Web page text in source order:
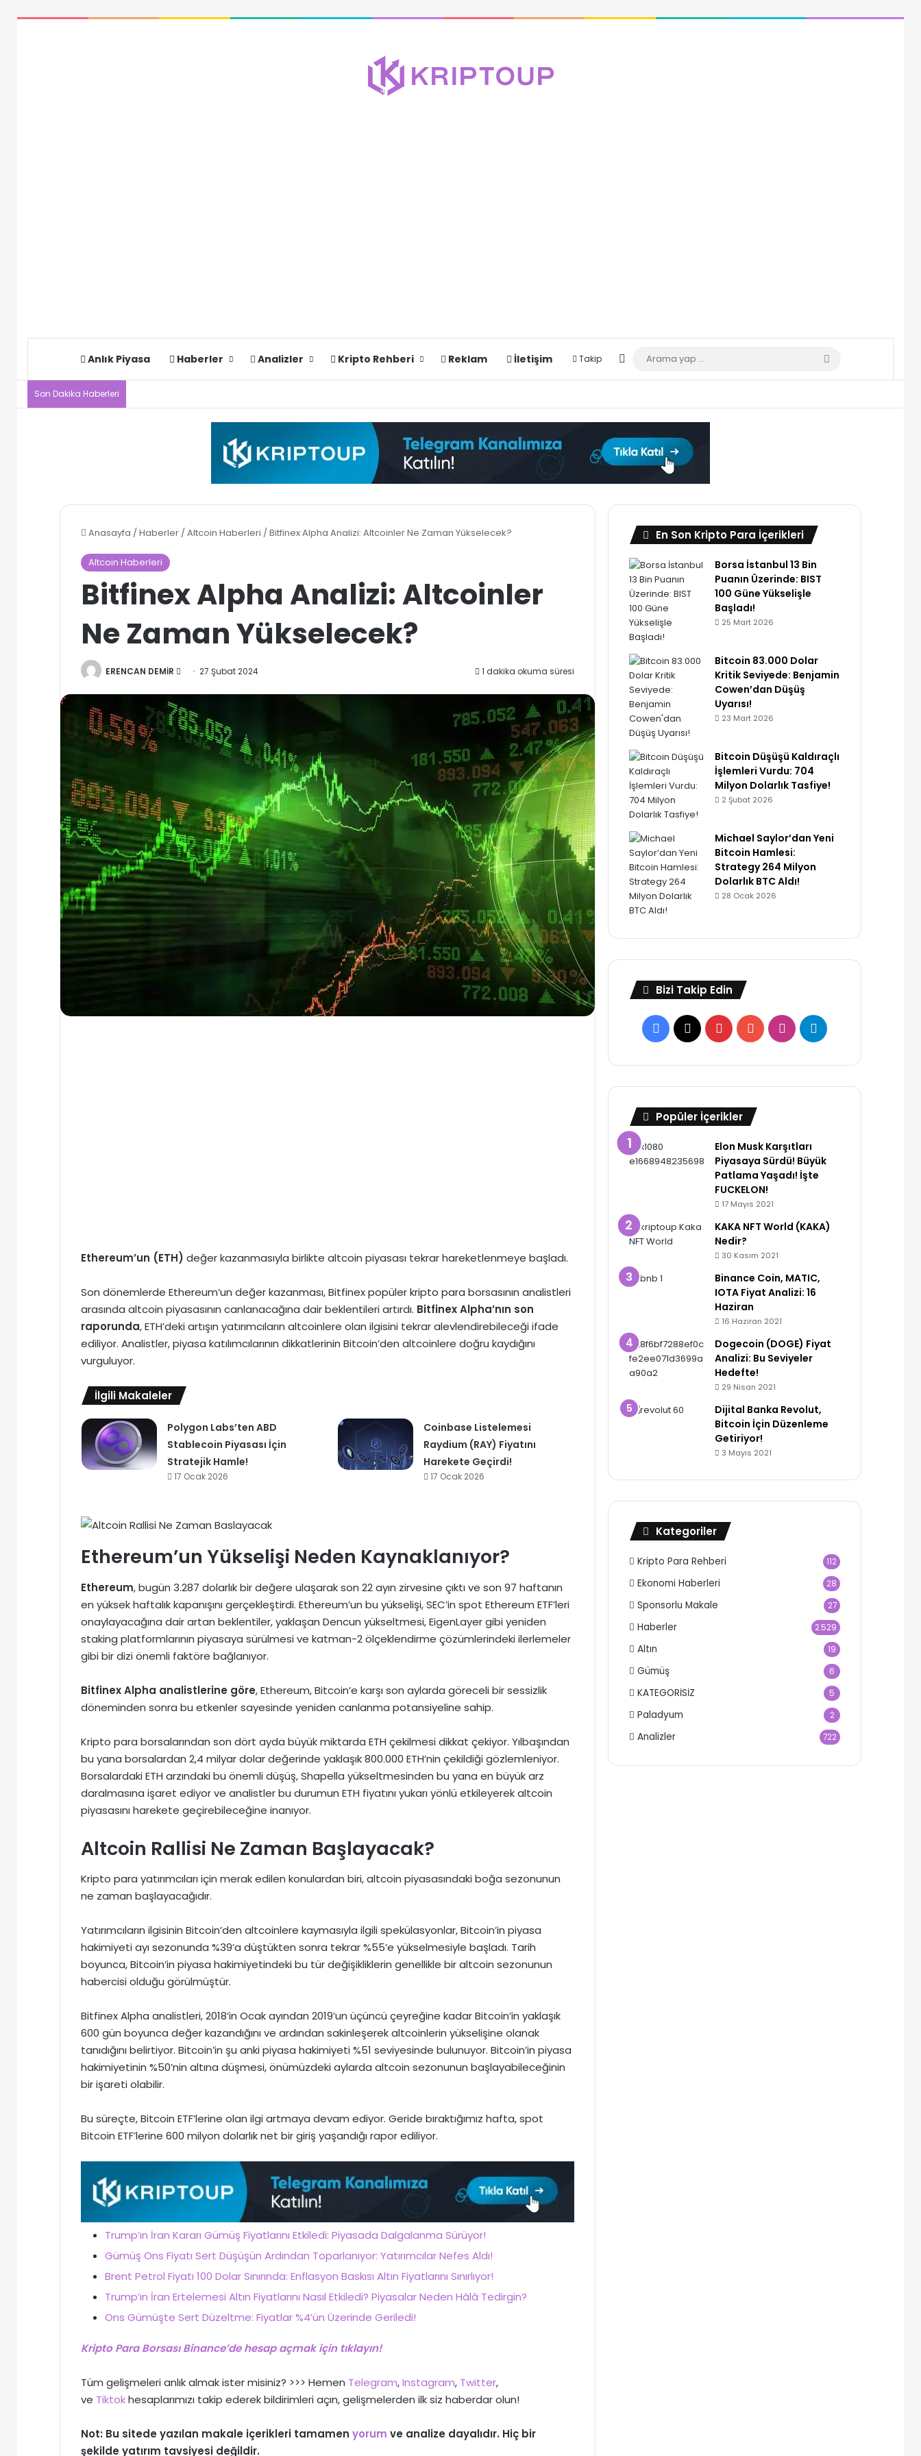
Anlık Piyasa Haberler Analizler Kripto Rehberi Reklam İletişim Takip Dış görünümü değiştir
yap
...
Son Dakika Haberleri
Anasayfa /Haberler /Altcoin Haberleri /Bitfinex Alpha Analizi: Altcoinler Ne Zaman Yükselecek?
Altcoin Haberleri
Bitfinex Alpha Analizi: Altcoinler
Ne Zaman Yükselecek?
ERENCAN DEMİR
posta
göndermek
27 Şubat 2024 1 dakika okuma süresi
Ethereum’un (ETH) değer kazanmasıyla birlikte altcoin piyasası tekrar hareketlenmeye başladı.
Son dönemlerde Ethereum’un değer kazanması, Bitfinex popüler kripto para borsasının analistleri
arasında altcoin piyasasının canlanacağına dair beklentileri artırdı. Bitfinex Alpha’nın son
raporunda, ETH’deki artışın yatırımcıların altcoinlere olan ilgisini tekrar alevlendirebileceği ifade
ediliyor. Analistler, piyasa katılımcılarının dikkatlerinin Bitcoin’den altcoinlere doğru kaydığını
vurguluyor.
İlgili Makaleler
Polygon Labs’ten ABD
Stablecoin Piyasası İçin
Stratejik Hamle!
17 Ocak 2026
Coinbase Listelemesi
Raydium (RAY) Fiyatını
Harekete Geçirdi!
17 Ocak 2026
Ethereum’un Yükselişi Neden Kaynaklanıyor?
Ethereum, bugün 3.287 dolarlık bir değere ulaşarak son 22 ayın zirvesine çıktı ve son 97 haftanın
en yüksek haftalık kapanışını gerçekleştirdi. Ethereum’un bu yükselişi, SEC’in spot Ethereum ETF’leri
onaylayacağına dair artan beklentiler, yaklaşan Dencun yükseltmesi, EigenLayer gibi yeniden
staking platformlarının piyasaya sürülmesi ve katman-2 ölçeklendirme çözümlerindeki ilerlemeler
gibi bir dizi önemli faktöre bağlanıyor.
Bitfinex Alpha analistlerine göre, Ethereum, Bitcoin’e karşı son aylarda göreceli bir sessizlik
döneminden sonra bu etkenler sayesinde yeniden canlanma potansiyeline sahip.
Kripto para borsalarından son dört ayda büyük miktarda ETH çekilmesi dikkat çekiyor. Yılbaşından
bu yana borsalardan 2,4 milyar dolar değerinde yaklaşık 800.000 ETH’nin çekildiği gözlemleniyor.
Borsalardaki ETH arzındaki bu önemli düşüş, Shapella yükseltmesinden bu yana en büyük arz
daralmasına işaret ediyor ve analistler bu durumun ETH fiyatını yukarı yönlü etkileyerek altcoin
piyasasını harekete geçirebileceğine inanıyor.
Altcoin Rallisi Ne Zaman Başlayacak?
Kripto para yatırımcıları için merak edilen konulardan biri, altcoin piyasasındaki boğa sezonunun
ne zaman başlayacağıdır.
Yatırımcıların ilgisinin Bitcoin’den altcoinlere kaymasıyla ilgili spekülasyonlar, Bitcoin’in piyasa
hakimiyeti ayı sezonunda %39’a düştükten sonra tekrar %55’e yükselmesiyle başladı. Tarih
boyunca, Bitcoin’in piyasa hakimiyetindeki bu tür değişikliklerin genellikle bir altcoin sezonunun
habercisi olduğu görülmüştür.
Bitfinex Alpha analistleri, 2018’in Ocak ayından 2019’un üçüncü çeyreğine kadar Bitcoin’in yaklaşık
600 gün boyunca değer kazandığını ve ardından sakinleşerek altcoinlerin yükselişine olanak
tanıdığını belirtiyor. Bitcoin’in şu anki piyasa hakimiyeti %51 seviyesinde bulunuyor. Bitcoin’in piyasa
hakimiyetinin %50’nin altına düşmesi, önümüzdeki aylarda altcoin sezonunun başlayabileceğinin
bir işareti olabilir.
Bu süreçte, Bitcoin ETF’lerine olan ilgi artmaya devam ediyor. Geride bıraktığımız hafta, spot
Bitcoin ETF’lerine 600 milyon dolarlık net bir giriş yaşandığı rapor ediliyor.
Trump’ın İran Kararı Gümüş Fiyatlarını Etkiledi: Piyasada Dalgalanma Sürüyor!
Gümüş Ons Fiyatı Sert Düşüşün Ardından Toparlanıyor: Yatırımcılar Nefes Aldı!
Brent Petrol Fiyatı 100 Dolar Sınırında: Enflasyon Baskısı Altın Fiyatlarını Sınırlıyor!
Trump’ın İran Ertelemesi Altın Fiyatlarını Nasıl Etkiledi? Piyasalar Neden Hâlâ Tedirgin?
Ons Gümüşte Sert Düzeltme: Fiyatlar %4’ün Üzerinde Geriledi!
Kripto Para Borsası Binance’de hesap açmak için tıklayın!
Tüm gelişmeleri anlık almak ister misiniz? >>> Hemen Telegram,Instagram, Twitter,
ve Tiktokhesaplarımızı takip ederek bildirimleri açın, gelişmelerden ilk siz haberdar olun!
Not: Bu sitede yazılan makale içerikleri tamamen yorum ve analize dayalıdır. Hiç bir
şekilde yatırım tavsiyesi değildir.
En Son Kripto Para İçerikleri
Borsa İstanbul 13 Bin
Puanın Üzerinde: BIST
100 Güne Yükselişle
Başladı!
25 Mart 2026
Bitcoin 83.000 Dolar
Kritik Seviyede: Benjamin
Cowen’dan Düşüş
Uyarısı!
23 Mart 2026
Bitcoin Düşüşü Kaldıraçlı
İşlemleri Vurdu: 704
Milyon Dolarlık Tasfiye!
2 Şubat 2026
Michael Saylor’dan Yeni
Bitcoin Hamlesi:
Strategy 264 Milyon
Dolarlık BTC Aldı!
28 Ocak 2026
Bizi Takip Edin
Facebook
X PinterestYouTubeInstagramTelegram
Popüler İçerikler
Elon Musk Karşıtları
Piyasaya Sürdü! Büyük
Patlama Yaşadı! İşte
FUCKELON!
17 Mayıs 2021
KAKA NFT World (KAKA)
Nedir?
30 Kasım 2021
Binance Coin, MATIC,
IOTA Fiyat Analizi: 16
Haziran
16 Haziran 2021
Dogecoin (DOGE) Fiyat
Analizi: Bu Seviyeler
Hedefte!
29 Nisan 2021
Dijital Banka Revolut,
Bitcoin İçin Düzenleme
Getiriyor!
3 Mayıs 2021
Kategoriler
Kripto Para Rehberi 112
Ekonomi Haberleri 28
Sponsorlu Makale 27
Haberler 2.529
Altın 19
Gümüş 6
KATEGORİSİZ 5
Paladyum 2
Analizler 722